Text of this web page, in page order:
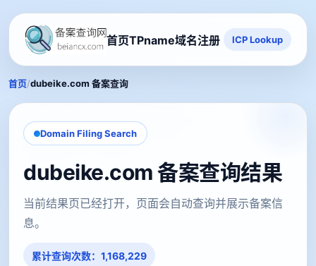
首页TPname域名注册 ICP Lookup
首页/dubeike.com 备案查询
Domain Filing Search
dubeike.com 备案查询结果
当前结果页已经打开，页面会自动查询并展示备案信
息。
累计查询次数：1,168,229